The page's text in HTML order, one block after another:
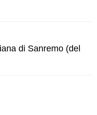
di Sanremo (del